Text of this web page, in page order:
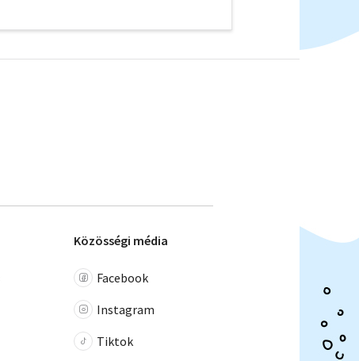
Közösségi média
Facebook
Instagram
Tiktok